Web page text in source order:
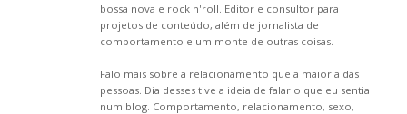
bossa nova e rock n'roll. Editor e consultor para
projetos de conteúdo, além de jornalista de
comportamento e um monte de outras coisas.
Falo mais sobre a relacionamento que a maioria das
pessoas. Dia desses tive a ideia de falar o que eu sentia
num blog. Comportamento, relacionamento, sexo,